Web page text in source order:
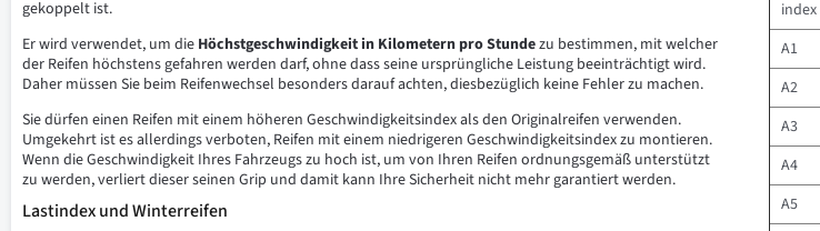
gekoppelt ist.
Er wird verwendet, um die Höchstgeschwindigkeit in Kilometern pro Stundezu bestimmen, mit welcher
der Reifen höchstens gefahren werden darf, ohne dass seine ursprüngliche Leistung beeinträchtigt wird.
Daher müssen Sie beim Reifenwechsel besonders darauf achten, diesbezüglich keine Fehler zu machen.
Sie dürfen einen Reifen mit einem höheren Geschwindigkeitsindex als den Originalreifen verwenden.
Umgekehrt ist es allerdings verboten, Reifen mit einem niedrigeren Geschwindigkeitsindex zu montieren.
Wenn die Geschwindigkeit Ihres Fahrzeugs zu hoch ist, um von Ihren Reifen ordnungsgemäß unterstützt
zu werden, verliert dieser seinen Grip und damit kann Ihre Sicherheit nicht mehr garantiert werden.
Lastindex und Winterreifen
index
A1
A2
A3
A4
A5